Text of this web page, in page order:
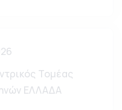
Τομέας
ΕΛΛΑΔΑ